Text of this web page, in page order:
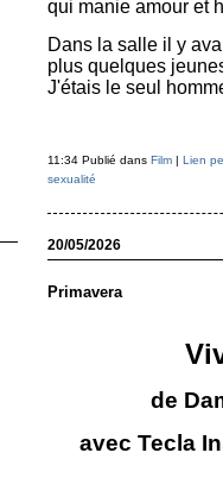
qui manie amour et
Dans la salle il y
plus quelques
J'étais le seul
11:34 Publié dans Film| Lien
sexualité
20/05/2026
Primavera
de
avec Tecla